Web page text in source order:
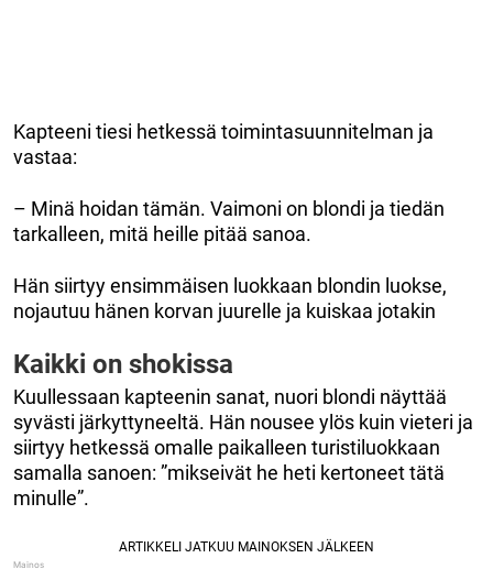
Kapteeni tiesi hetkessä toimintasuunnitelman ja
vastaa:
– Minä hoidan tämän. Vaimoni on blondi ja tiedän
tarkalleen, mitä heille pitää sanoa.
Hän siirtyy ensimmäisen luokkaan blondin luokse,
nojautuu hänen korvan juurelle ja kuiskaa jotakin
Kaikki on shokissa
Kuullessaan kapteenin sanat, nuori blondi näyttää
syvästi järkyttyneeltä. Hän nousee ylös kuin vieteri ja
siirtyy hetkessä omalle paikalleen turistiluokkaan
samalla sanoen: ”mikseivät he heti kertoneet tätä
minulle”.